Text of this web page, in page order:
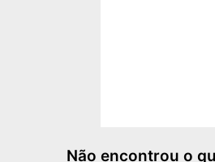
Não encontrou o